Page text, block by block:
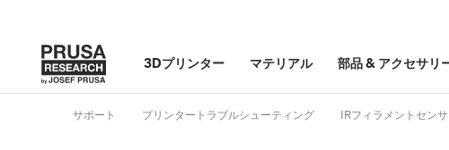
3Dプリンター マテリアル 部品& アクセサリ
サポート プリンタートラブルシューティング IRフィラメントセン